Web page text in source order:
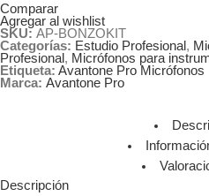
Comparar
Agregar al wishlist
SKU: AP-BONZOKIT
Categorías: Estudio Profesional ,
Profesional , Micrófonos para
Etiqueta: Avantone Pro Micrófonos
Marca: Avantone Pro
Descripción